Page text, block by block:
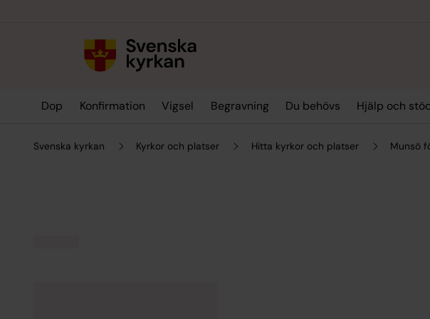
Dop Konfirmation Vigsel Begravning Du behövs Hjälp och
Svenska kyrkan Kyrkor och platser Hitta kyrkor och platser Munsö